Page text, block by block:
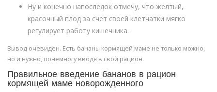
Ну и конечно напоследок отмечу, что желтый,
красочный плод за счет своей клетчатки мягко
регулирует работу кишечника.
Вывод очевиден. Есть бананы кормящей маме не только можно,
но и нужно, понемногу вводя в свой рацион.
Правильное введение бананов в рацион
кормящей маме новорожденного